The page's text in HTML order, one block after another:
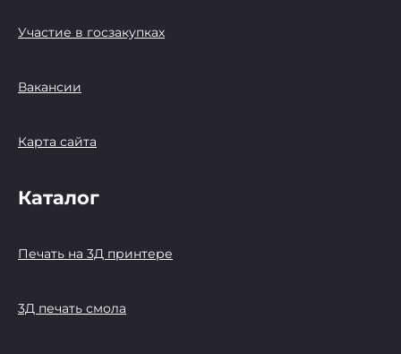
Участие в госзакупках
Вакансии
Карта сайта
Каталог
Печать на 3Д принтере
3Д печать смола